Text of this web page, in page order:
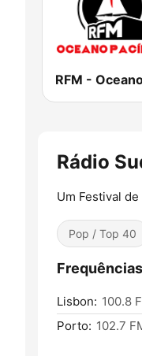
Rádio
Um Festival de
Pop / Top 40
Lisbon: 100.8
Porto: 102.7